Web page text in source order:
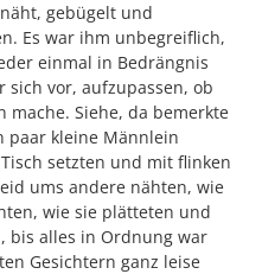
gebügelt und
Es war ihm unbegreiflich,
einmal in Bedrängnis
vor, aufzupassen, ob
Siehe, da bemerkte
paar kleine Männlein
setzten und mit flinken
ums andere nähten, wie
wie sie plätteten und
bis alles in Ordnung war
Gesichtern ganz leise